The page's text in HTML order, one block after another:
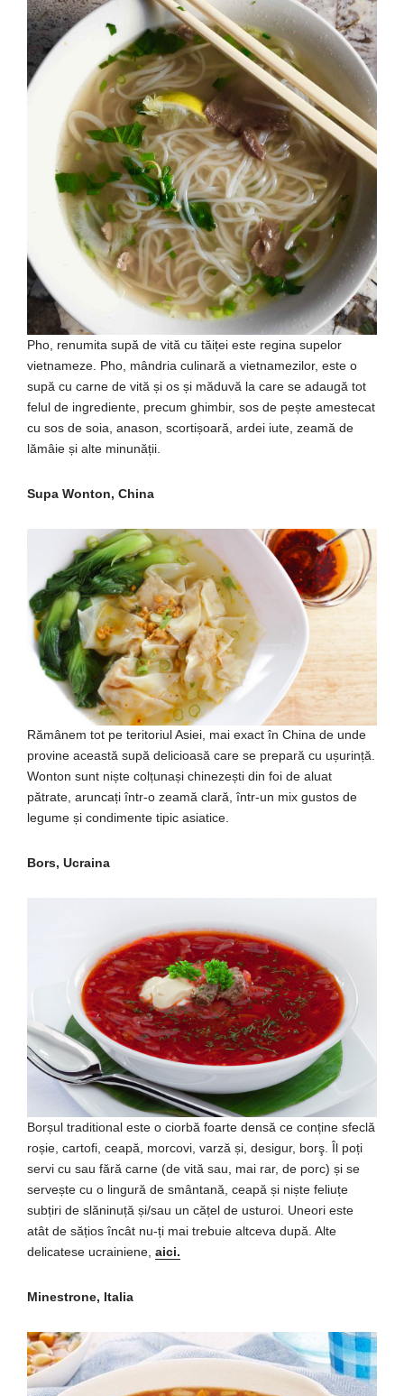
Pho, renumita supă de vită cu tăiței este regina supelor
vietnameze. Pho, mândria culinară a vietnamezilor, este o
supă cu carne de vită și os și măduvă la care se adaugă tot
felul de ingrediente, precum ghimbir, sos de pește amestecat
cu sos de soia, anason, scortișoară, ardei iute, zeamă de
lămâie și alte minunății.
Supa Wonton, China
Rămânem tot pe teritoriul Asiei, mai exact în China de unde
provine această supă delicioasă care se prepară cu ușurință.
Wonton sunt niște colțunași chinezești din foi de aluat
pătrate, aruncați într-o zeamă clară, într-un mix gustos de
legume și condimente tipic asiatice.
Bors, Ucraina
Borșul traditional este o ciorbă foarte densă ce conține sfeclă
roșie, cartofi, ceapă, morcovi, varză și, desigur, borş. Îl poți
servi cu sau fără carne (de vită sau, mai rar, de porc) și se
servește cu o lingură de smântană, ceapă și niște feliuțe
subțiri de slăninuță și/sau un cățel de usturoi. Uneori este
atât de sățios încât nu-ți mai trebuie altceva după. Alte
delicatese ucrainiene, aici.
Minestrone, Italia